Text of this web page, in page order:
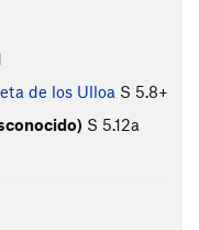
de los Ulloa S 5.8+
S 5.12a